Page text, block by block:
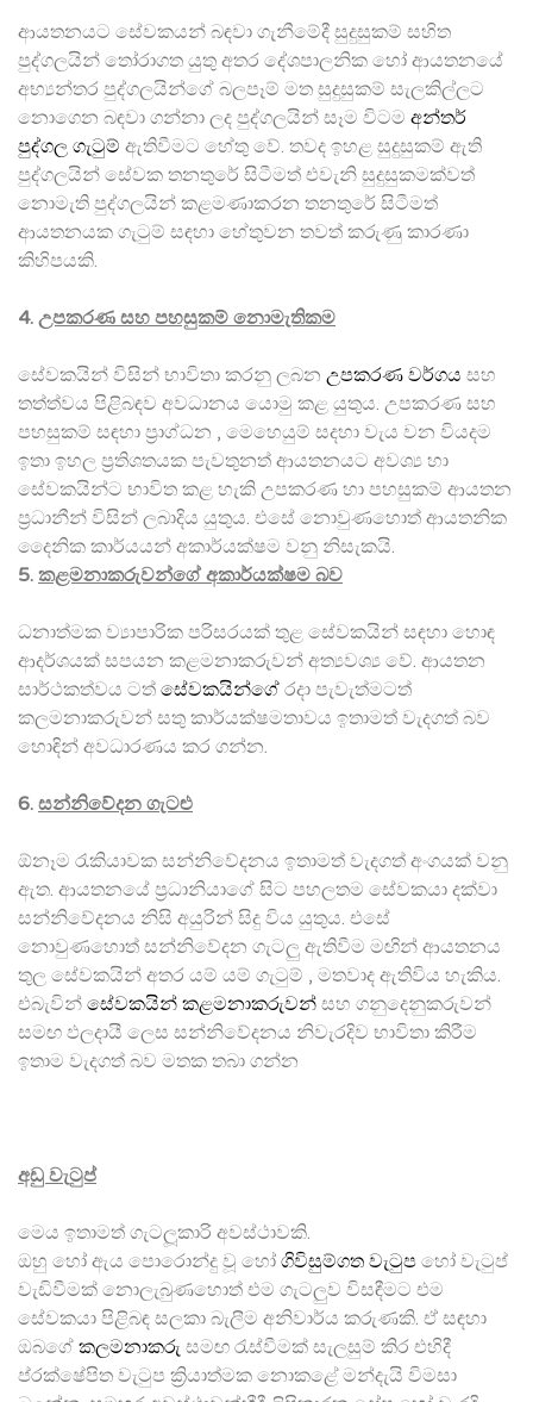
ආයතනයට සේවකයන් බඳවා ගැනීමේදී සුදුසුකම් සහිත
පුද්ගලයින් තෝරාගත යුතු අතර දේශපාලනික හෝ ආයතනයේ
අභ්‍යන්තර පුද්ගලයින්ගේ බලපෑම් මත සුදුසුකම් සැලකිල්ලට
නොගෙන බඳවා ගන්නා ලද පුද්ගලයින් සෑම විටම අන්තර්
පුද්ගල ගැටුම් ඇතිවීමට හේතු වේ. තවද ඉහළ සුදුසුකම් ඇති
පුද්ගලයින් සේවක තනතුරේ සිටීමත් එවැනි සුදුසුකමක්වත්
නොමැති පුද්ගලයින් කළමණාකරන තනතුරේ සිටීමත්
ආයතනයක ගැටුම් සඳහා හේතුවන තවත් කරුණු කාරණා
කිහිපයකි.
4. උපකරණ සහ පහසුකම් නොමැතිකම
සේවකයින් විසින් භාවිතා කරනු ලබන උපකරණ වර්ගය සහ
තත්ත්වය පිළිබඳව අවධානය යොමු කළ යුතුය. උපකරණ සහ
පහසුකම් සඳහා ප්‍රාග්ධන , මෙහෙයුම් සදහා වැය වන වියදම
ඉතා ඉහල ප්‍රතිශතයක පැවතුනත් ආයතනයට අවශ්‍ය හා
සේවකයින්ට භාවිත කළ හැකි උපකරණ හා පහසුකම් ආයතන
ප්‍රධානීන් විසින් ලබාදිය යුතුය. එසේ නොවුණහොත් ආයතනික
දෛනික කාර්යයන් අකාර්යක්ෂම වනු නිසැකයි.
5. කළමනාකරුවන්ගේ අකාර්යක්ෂම බව
ධනාත්මක ව්‍යාපාරික පරිසරයක් තුළ සේවකයින් සඳහා හොඳ
ආදර්ශයක් සපයන කළමනාකරුවන් අත්‍යවශ්‍ය වේ. ආයතන
සාර්ථකත්වය ටත් සේවකයින්ගේ රදා පැවැත්මටත්
කලමනාකරුවන් සතු කාර්යක්ෂමතාවය ඉතාමත් වැදගත් බව
හොඳින් අවධාරණය කර ගන්න.
6. සන්නිවේදන ගැටළු
ඕනෑම රැකියාවක සන්නිවේදනය ඉතාමත් වැදගත් අංගයක් වනු
ඇත. ආයතනයේ ප්‍රධානියාගේ සිට පහලතම සේවකයා දක්වා
සන්නිවේදනය නිසි අයුරින් සිදු විය යුතුය. එසේ
නොවුණහොත් සන්නිවේදන ගැටලු ඇතිවීම මඟින් ආයතනය
තුල සේවකයින් අතර යම් යම් ගැටුම් , මතවාද ඇතිවිය හැකිය.
එබැවින් සේවකයින් කළමනාකරුවන් සහ ගනුදෙනුකරුවන්
සමඟ ඵලදායී ලෙස සන්නිවේදනය නිවැරදිව භාවිතා කිරීම
ඉතාම වැදගත් බව මතක තබා ගන්න
අඩු වැටුප්
මෙය ඉතාමත් ගැටලූකාරි අවස්ථාවකි.
ඔහු හෝ ඇය පොරොන්දු වූ හෝ ගිවිසුම්ගත වැටුප හෝ වැටුප්
වැඩිවීමක් නොලැබුණහොත් එම ගැටලුව විසඳීමට එම
සේවකයා පිළිබඳ සලකා බැලීම අනිවාර්ය කරුණකි. ඒ සඳහා
ඔබගේ කලමනාකරු සමඟ රැස්වීමක් සැලසුම් කිර එහිදී
ප්රක්ෂේපිත වැටුප ක්‍රියාත්මක නොකළේ මන්දැයි විමසා